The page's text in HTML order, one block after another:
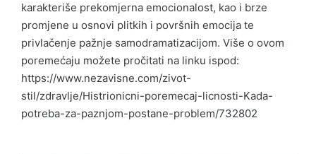
karakteriše prekomjerna emocionalost, kao i brze
promjene u osnovi plitkih i površnih emocija te
privlačenje pažnje samodramatizacijom. Više o ovom
poremećaju možete pročitati na linku ispod:
https://www.nezavisne.com/zivot-
stil/zdravlje/Histrionicni-poremecaj-licnosti-Kada-
potreba-za-paznjom-postane-problem/732802